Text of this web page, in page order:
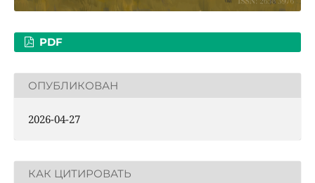
PDF
ОПУБЛИКОВАН
2026-04-27
КАК ЦИТИРОВАТЬ